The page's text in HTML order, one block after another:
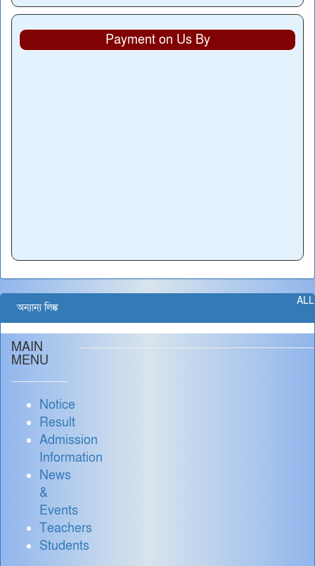
Payment on Us By
ALL
অন্যান্য লিঙ্ক
MAIN
MENU
Notice
Result
Admission
Information
News
&
Events
Teachers
Students